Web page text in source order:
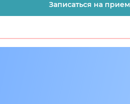
Записаться на прием